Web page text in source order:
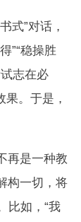
式”对话，
”“稳操胜
志在必
。于是，
再是一种教
构一切，将
比如，“我